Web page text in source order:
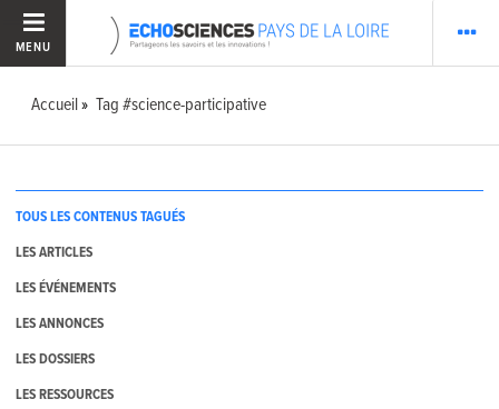
MENU
Accueil Tag #science-participative
TOUS LES CONTENUS TAGUÉS
LES ARTICLES
LES ÉVÉNEMENTS
LES ANNONCES
LES DOSSIERS
LES RESSOURCES